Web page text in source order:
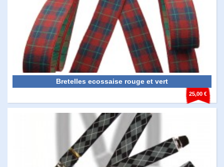
25,00 €
Bretelles ecossaise rouge et vert